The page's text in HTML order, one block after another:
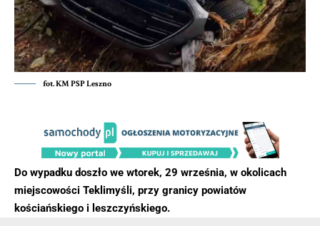
fot. KM PSP Leszno
Do wypadku doszło we wtorek, 29 września, w okolicach
miejscowości Teklimyśli, przy granicy powiatów
kościańskiego i leszczyńskiego.